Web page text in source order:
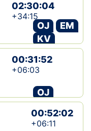
02:30:04
+34:15
OJ
EM
KV
00:31:52
+06:03
OJ
00:52:02
+06:11